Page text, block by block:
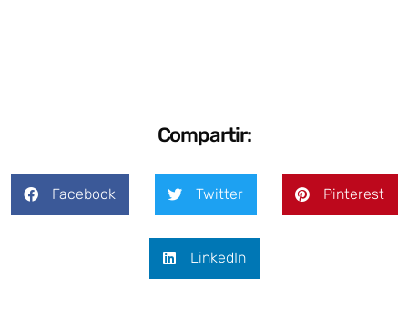
Compartir:
Facebook Twitter Pinterest
LinkedIn